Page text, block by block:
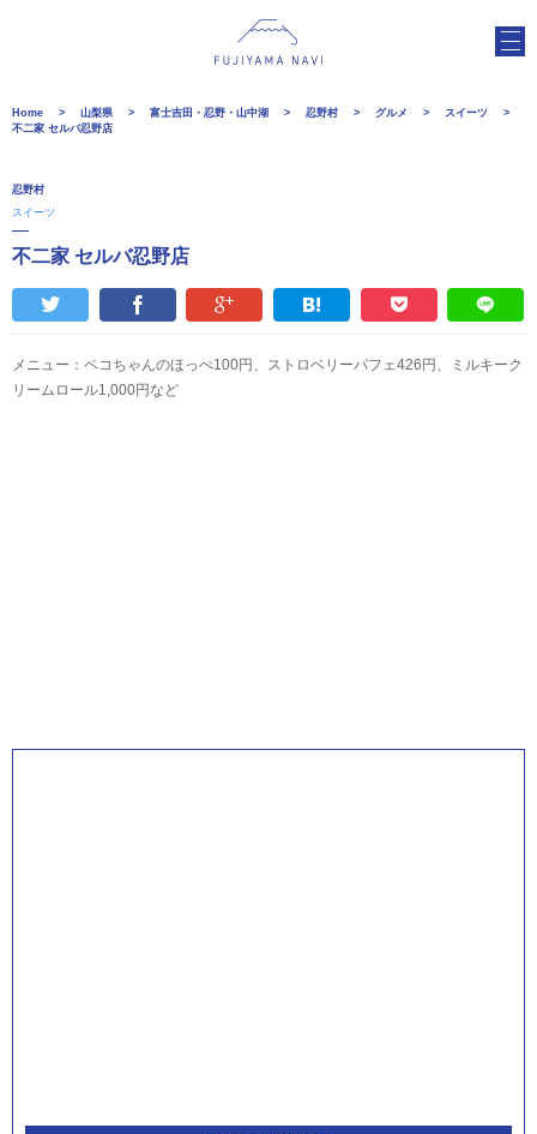
Home 山梨県 富士吉田・忍野・山中湖 忍野村 グルメ
スイーツ
不二家 セルバ忍野店
忍野村
スイーツ
不二家 セルバ忍野店
メニュー：ペコちゃんのほっぺ100円、ストロベリーパフェ426円、ミルキーク
リームロール1,000円など